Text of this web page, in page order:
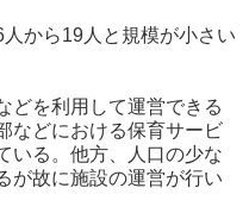
から19人と規模が小さい
どを利用して運営できる
などにおける保育サービ
いる。他方、人口の少な
が故に施設の運営が行い